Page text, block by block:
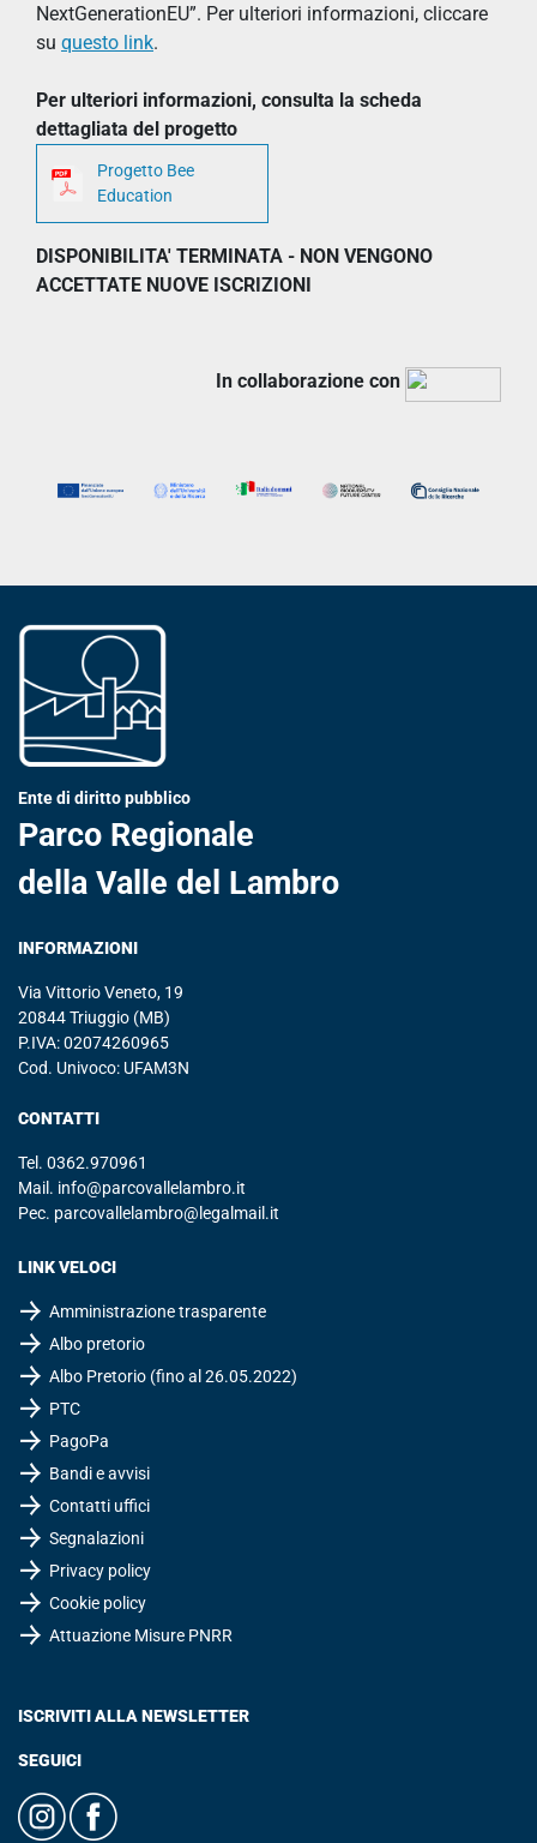
NextGenerationEU”. Per ulteriori informazioni, cliccare
su questo link.
Per ulteriori informazioni, consulta la scheda
dettagliata del progetto
Progetto Bee
Education
DISPONIBILITA' TERMINATA - NON VENGONO
ACCETTATE NUOVE ISCRIZIONI
In collaborazione con
Ente di diritto pubblico
Parco Regionale
della Valle del Lambro
INFORMAZIONI
Via Vittorio Veneto, 19
20844 Triuggio (MB)
P.IVA: 02074260965
Cod. Univoco: UFAM3N
CONTATTI
Tel. 0362.970961
Mail. info@parcovallelambro.it
Pec. parcovallelambro@legalmail.it
LINK VELOCI
Amministrazione trasparente
Albo pretorio
Albo Pretorio (fino al 26.05.2022)
PTC
PagoPa
Bandi e avvisi
Contatti uffici
Segnalazioni
Privacy policy
Cookie policy
Attuazione Misure PNRR
ISCRIVITI ALLA NEWSLETTER
SEGUICI